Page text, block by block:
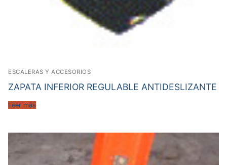
ESCALERAS Y ACCESORIOS
ZAPATA INFERIOR REGULABLE ANTIDESLIZANTE
Leer más